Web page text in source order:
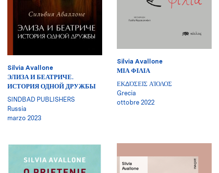
Silvia Avallone
ЭЛИЗА И БЕАТРИЧЕ.
ИСТОРИЯ ОДНОЙ ДРУЖБЫ
SINDBAD PUBLISHERS
Russia
marzo 2023
Silvia Avallone
ΜΙΑ ΦΙΛΙΑ
ΕΚΔΌΣΕΙΣ ΑΊΟΛΟΣ
Grecia
ottobre 2022